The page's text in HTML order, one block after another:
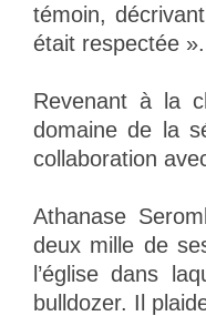
témoin,
était respectée ».
Revenant à la
domaine de la
collaboration
Athanase
deux mille de
l’église dans
bulldozer. Il